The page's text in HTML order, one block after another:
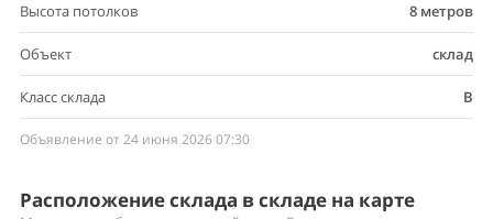
Высота потолков 8 метров
Объект склад
Класс склада B
Объявление от 24 июня 2026 07:30
Расположение склада в складе на карте